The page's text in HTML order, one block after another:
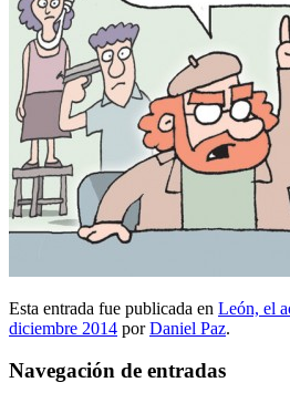
Esta entrada fue publicada en León, el
diciembre 2014 porDaniel Paz.
Navegación de entradas